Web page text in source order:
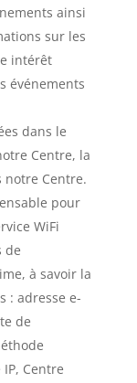
ainsi
sur les
intérêt
événements
dans le
Centre, la
notre Centre.
pour
WiFi
de
à savoir la
: adresse e-
de
Centre